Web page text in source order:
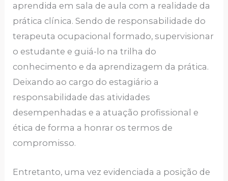
aprendida em sala de aula com a realidade da
prática clínica. Sendo de responsabilidade do
terapeuta ocupacional formado, supervisionar
o estudante e guiá-lo na trilha do
conhecimento e da aprendizagem da prática.
Deixando ao cargo do estagiário a
responsabilidade das atividades
desempenhadas e a atuação profissional e
ética de forma a honrar os termos de
compromisso.
Entretanto, uma vez evidenciada a posição de